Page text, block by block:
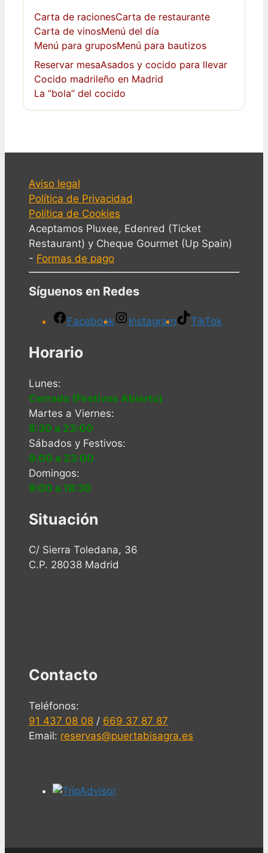
Carta de racionesCarta de restaurante
Carta de vinosMenú del día
Menú para gruposMenú para bautizos
Reservar mesaAsados y cocido para llevar
Cocido madrileño en Madrid
La “bola” del cocido
Aviso legal
Política de Privacidad
Política de Cookies
Aceptamos Pluxee, Edenred (Ticket
Restaurant) y Cheque Gourmet (Up Spain)
- Formas de pago
Síguenos en Redes
Facebook Instagram TikTok
Horario
Lunes:
Cerrado (Festivos Abierto)
Martes a Viernes:
8:30 a 23:00
Sábados y Festivos:
9:00 a 23:00
Domingos:
9:00 a 18:30
Situación
C/ Sierra Toledana, 36
C.P. 28038 Madrid
Contacto
Teléfonos:
91 437 08 08 / 669 37 87 87
Email: reservas@puertabisagra.es